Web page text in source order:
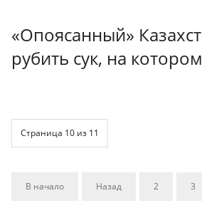
«Опоясанный»
рубить сук, на
Страница 10 из 11
В начало Назад 2 3